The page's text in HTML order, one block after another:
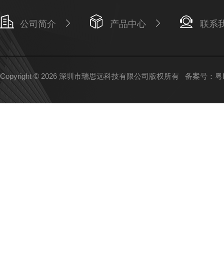
公司简介 产品中心 联系
Copyright © 2026 深圳市瑞思远科技有限公司版权所有 备案号：